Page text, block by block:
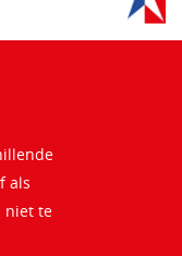
als
niet te